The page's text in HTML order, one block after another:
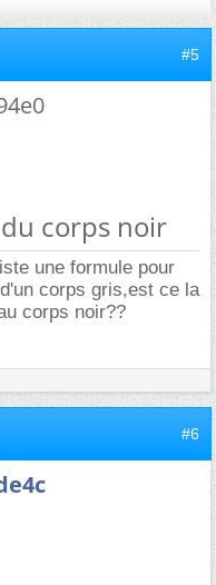
#5
corps noir
une formule pour
corps gris,est ce la
corps noir??
#6